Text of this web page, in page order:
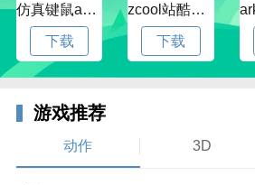
仿真键鼠app官方版下载v1.4.3.58 安卓最新版
下载
zcool站酷官方版下载v5.15.0 安卓最新版本
下载
游戏推荐
动作 3D